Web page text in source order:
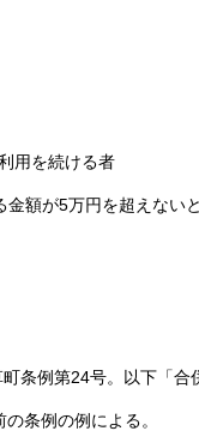
用を続ける者
金額が5万円を超えない
条例第24号。以下「合
条例の例による。